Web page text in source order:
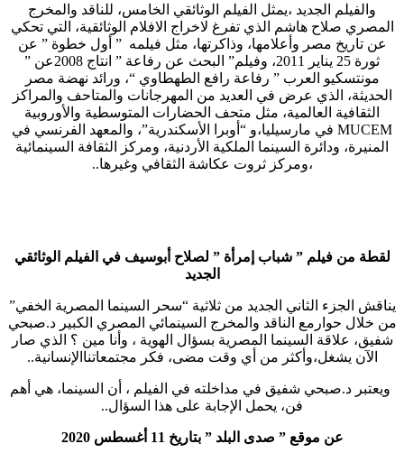
والفيلم الجديد ،يمثل الفيلم الوثائقي الخامس، للناقد والمخرج
المصري صلاح هاشم الذي تفرغ لاخراج الافلام الوثائقية، التي تحكي
عن تاريخ مصر وأعلامها، وذاكرتها، مثل فيلمه ” أول خطوة ” عن
ثورة 25 يناير 2011، وفيلم” البحث عن رفاعة ” انتاج 2008عن ”
مونتسكيو العرب ” رفاعة رافع الطهطاوي “، ورائد نهضة مصر
الحديثة، الذي عرض في العديد من المهرجانات والمتاحف والمراكز
الثقافية العالمية، مثل متحف الحضارات المتوسطية والأوروبية
MUCEM في مارسيليا،و “أوبرا الأسكندرية”، والمعهد الفرنسي في
المنيرة، ودائرة السينما الملكية الأردنية، ومركز الثقافة السينمائية
،ومركز ثروت عكاشة الثقافي وغيرها..
لقطة من فيلم ” شباب إمرأة ” لصلاح أبوسيف في الفيلم الوثائقي
الجديد
يناقش الجزء الثاني الجديد من ثلاثية “سحر السينما المصرية الخفي”
من خلال حوارمع الناقد والمخرج السينمائي المصري الكبير د.صبحي
شفيق، علاقة السينما المصرية بسؤال الهوية ، وأنا مين ؟ الذي صار
الآن يشغل،وأكثر من أي وقت مضى، فكر مجتمعاتناالإنسانية..
ويعتبر د.صبحي شفيق في مداخلته في الفيلم ، أن السينما، هي أهم
فن، يحمل الإجابة على هذا السؤال..
عن موقع ” صدى البلد ” بتاريخ 11 أغسطس 2020